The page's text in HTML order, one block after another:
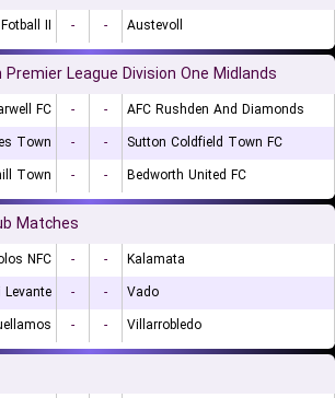
II - - Austevoll
League Division One Midlands
FC - -
AFC Rushden And Diamonds
Town
- -
Sutton Coldfield Town FC
Town
- - Bedworth United FC
Matches
NFC - -
Kalamata
Levante
- -
Vado
- - Villarrobledo